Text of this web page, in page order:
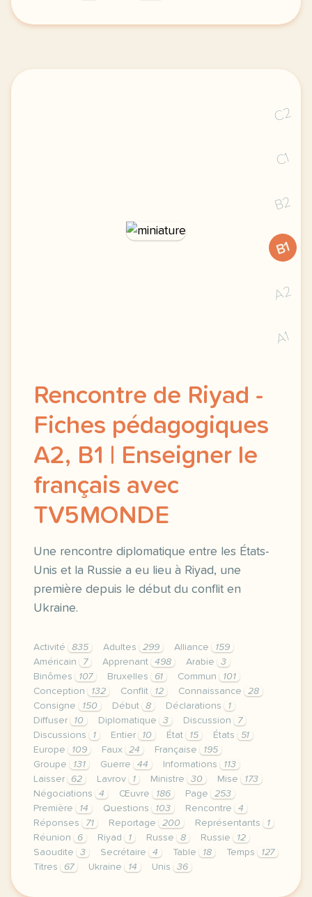
le respect de votre vie privee est une priorite
C2
C1
B2
B1
A2
A1
Rencontre de Riyad -
Fiches pédagogiques
A2, B1 | Enseigner le
français avec
TV5MONDE
Une rencontre diplomatique entre les États-
Unis et la Russie a eu lieu à Riyad, une
première depuis le début du conflit en
Ukraine.
Activité 835 Adultes 299 Alliance
159
Américain
7 Apprenant 498 Arabie
3
Binômes
107 Bruxelles 61 Commun
101
Conception
132 Conflit 12 Connaissance
28
Consigne
150 Début 8 Déclarations
1
Diffuser
10 Diplomatique 3 Discussion
7
Discussions
1 Entier 10 État 15 États
51
Europe
109 Faux 24 Française
195
Groupe
131 Guerre 44 Informations
113
Laisser
62 Lavrov 1 Ministre 30 Mise
173
Négociations
4 Œuvre 186 Page
253
Première
14 Questions 103 Rencontre
4
Réponses
71 Reportage 200 Représentants
1
Réunion
6 Riyad 1 Russe 8 Russie
12
Saoudite
3 Secrétaire 4 Table 18 Temps
127
Titres
67 Ukraine 14 Unis 36
le respect de votre vie privee est une priorite